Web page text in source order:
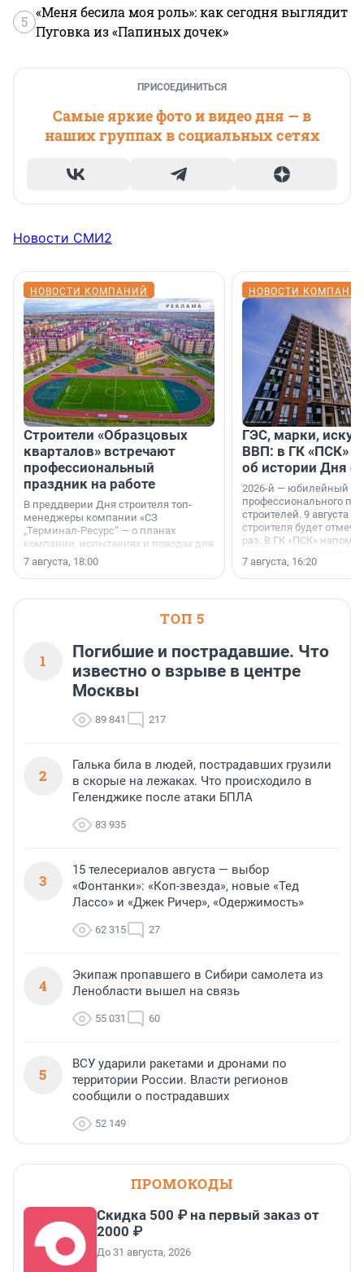
5
«Меня бесила моя роль»: как сегодня выглядит
Пуговка из «Папиных дочек»
ПРИСОЕДИНИТЬСЯ
Самые яркие фото и видео дня — в
наших группах в социальных сетях
Новости СМИ2
НОВОСТИ КОМПАНИЙ
Строители «Образцовых
кварталов» встречают
профессиональный
праздник на работе
В преддверии Дня строителя топ-
менеджеры компании «СЗ
„Терминал-Ресурс“ — о планах
компании, испытаниях и поводах для
осторожного оптимизма.
7 августа, 18:00
НОВОСТИ
ГЭС, марки,
ВВП: в ГК «ПСК»
об истории Дня
2026-й — юбилейный
профессионального
строителей. 9 августа
строителя будет
раз. В ГК «ПСК»
поменялась роль
7 августа, 16:20
ТОП 5
1
Погибшие и пострадавшие. Что
известно о взрыве в центре
Москвы
89 841 217
2
Галька била в людей, пострадавших грузили
в скорые на лежаках. Что происходило в
Геленджике после атаки БПЛА
83 935
3
15 телесериалов августа — выбор
«Фонтанки»: «Коп-звезда», новые «Тед
Лассо» и «Джек Ричер», «Одержимость»
62 315 27
4
Экипаж пропавшего в Сибири самолета из
Ленобласти вышел на связь
55 031 60
5
ВСУ ударили ракетами и дронами по
территории России. Власти регионов
сообщили о пострадавших
52 149
ПРОМОКОДЫ
Скидка 500 ₽ на первый заказ от
2000 ₽
До 31 августа, 2026